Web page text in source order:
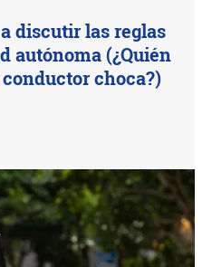
discutir las reglas
autónoma (¿Quién
choca?)